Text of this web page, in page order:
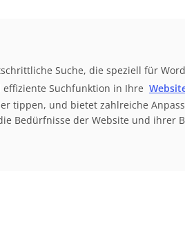
Suche, die speziell für
Suchfunktion in Ihre
tippen, und bietet zahlreiche
Bedürfnisse der Website und ihrer